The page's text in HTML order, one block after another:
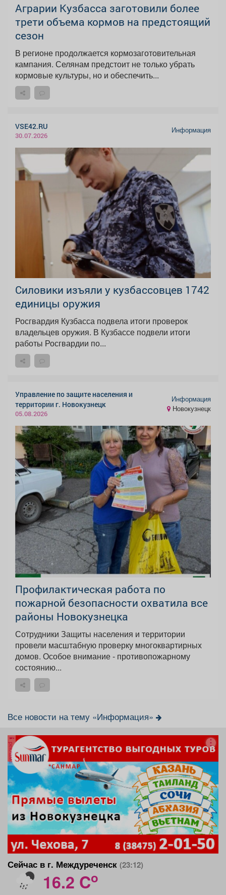
Аграрии Кузбасса заготовили более
трети объема кормов на предстоящий
сезон
В регионе продолжается кормозаготовительная
кампания. Селянам предстоит не только убрать
кормовые культуры, но и обеспечить...
VSE42.RU
30.07.2026
Информация
Силовики изъяли у кузбассовцев 1742
единицы оружия
Росгвардия Кузбасса подвела итоги проверок
владельцев оружия. В Кузбассе подвели итоги
работы Росгвардии по...
Управление по защите населения и
территории г. Новокузнецк
05.08.2026
Информация
Новокузнецк
Профилактическая работа по
пожарной безопасности охватила все
районы Новокузнецка
Сотрудники Защиты населения и территории
провели масштабную проверку многоквартирных
домов. Особое внимание - противопожарному
состоянию...
Все новости на тему «Информация»
реклама
Сейчас в г. Междуреченск (23:12)
16.2 Co